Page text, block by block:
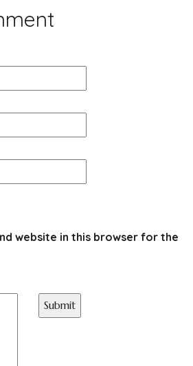
website in this browser for the